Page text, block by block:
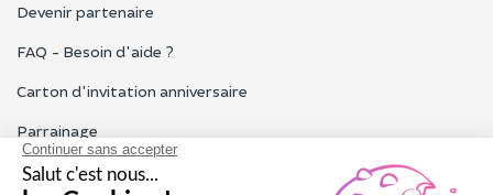
Devenir partenaire
FAQ - Besoin d'aide ?
Carton d'invitation anniversaire
Parrainage
Tous les avis Funbooker